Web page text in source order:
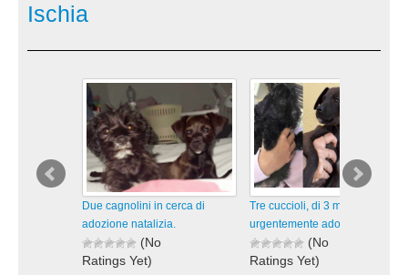
Ischia
Due cagnolini in cerca di
adozione natalizia.
(No
Ratings Yet)
Tre cuccioli, di 3 mesi, cercano
urgentemente adozione.
(No
Ratings Yet)